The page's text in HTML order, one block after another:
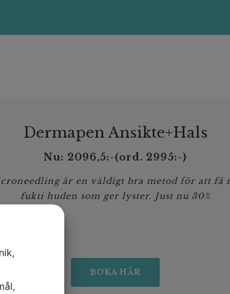
Dermapen Ansikte+Hals
Nu: 2096,5:-(ord. 2995:-)
är en väldigt bra metod för att få
fukti huden som ger lyster. Just nu 30%
BOKA HÄR